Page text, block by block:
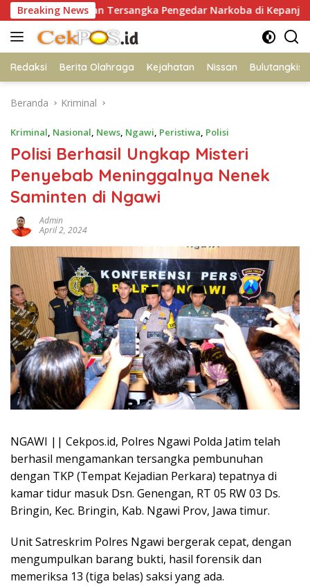
Langsung
ke
konten
Breaking News
Tersangka Pengedar Narkoba di Kepanjen, Sita Sabu 96
Redaksi Berita Olahraga Kejahatan Nissan Bulutangkis
Beranda Kriminal
Kriminal, Nasional, News, Ngawi, Peristiwa, Polisi
Polisi Berhasil Ungkap Misteri
Penyebab Meninggalnya Nenek
Saminten di Ngawi
Admin
April 2, 2024
NGAWI || Cekpos.id, Polres Ngawi Polda Jatim telah
berhasil mengamankan tersangka pembunuhan
dengan TKP (Tempat Kejadian Perkara) tepatnya di
kamar tidur masuk Dsn. Genengan, RT 05 RW 03 Ds.
Bringin, Kec. Bringin, Kab. Ngawi Prov, Jawa timur.
Unit Satreskrim Polres Ngawi bergerak cepat, dengan
mengumpulkan barang bukti, hasil forensik dan
memeriksa 13 (tiga belas) saksi yang ada.